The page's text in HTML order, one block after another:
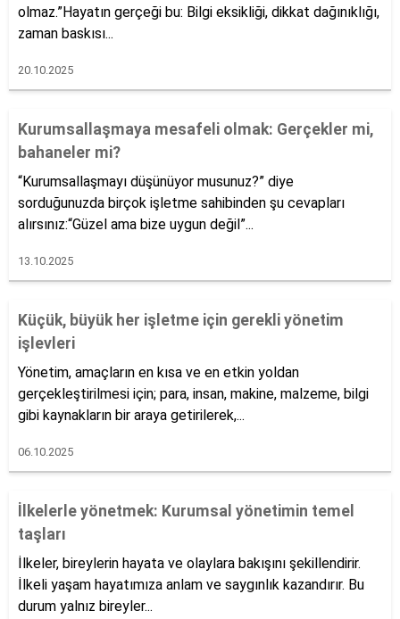
olmaz.”Hayatın gerçeği bu: Bilgi eksikliği, dikkat dağınıklığı,
zaman baskısı...
20.10.2025
Kurumsallaşmaya mesafeli olmak: Gerçekler mi,
bahaneler mi?
“Kurumsallaşmayı düşünüyor musunuz?” diye
sorduğunuzda birçok işletme sahibinden şu cevapları
alırsınız:“Güzel ama bize uygun değil”...
13.10.2025
Küçük, büyük her işletme için gerekli yönetim
işlevleri
Yönetim, amaçların en kısa ve en etkin yoldan
gerçekleştirilmesi için; para, insan, makine, malzeme, bilgi
gibi kaynakların bir araya getirilerek,...
06.10.2025
İlkelerle yönetmek: Kurumsal yönetimin temel
taşları
İlkeler, bireylerin hayata ve olaylara bakışını şekillendirir.
İlkeli yaşam hayatımıza anlam ve saygınlık kazandırır. Bu
durum yalnız bireyler...